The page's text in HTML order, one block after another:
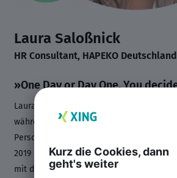
Laura Saloßnick
HR Consultant, HAPEKO
»One Day or Day One. You
Laura Saloßnick studierte
während sie mehrere Jahre im
Personalwesen eines Kreditinstituts tätig
2019 beschäftigte sie sich in einem
mit der nachhaltigen Gewinnung der Gen